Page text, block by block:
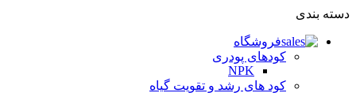
دسته بندی
فروشگاه
کودهای پودری
NPK
کود های رشد و تقویت گیاه